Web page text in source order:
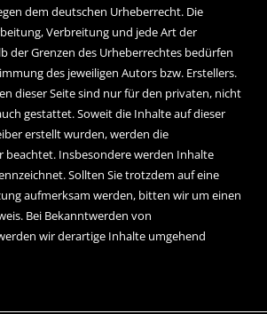
dem deutschen Urheberrecht. Die
Verbreitung und jede Art der
der Grenzen des Urheberrechtes bedürfen
des jeweiligen Autors bzw. Erstellers.
dieser Seite sind nur für den privaten, nicht
gestattet. Soweit die Inhalte auf dieser
erstellt wurden, werden die
beachtet. Insbesondere werden Inhalte
Sollten Sie trotzdem auf eine
aufmerksam werden, bitten wir um einen
Bei Bekanntwerden von
wir derartige Inhalte umgehend